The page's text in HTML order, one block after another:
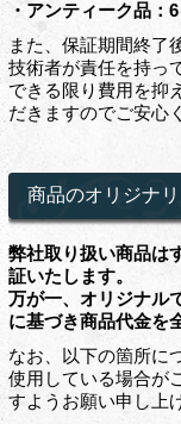
・アンティーク品：
また、保証期間終了
技術者が責任を持っ
できる限り費用を抑
だきますのでご安心
商品のオリジナ
弊社取り扱い商品は
証いたします。
万が一、オリジナル
に基づき商品代金を
なお、以下の箇所に
使用している場合が
すようお願い申し上